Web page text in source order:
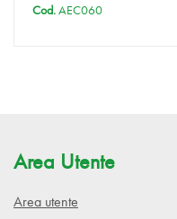
Cod.AEC060
Area Utente
Area utente